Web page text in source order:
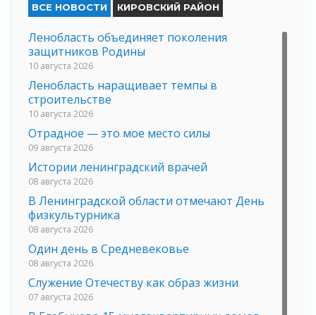
ВСЕ НОВОСТИ КИРОВСКИЙ РАЙОН
Ленобласть объединяет поколения
защитников Родины
10 августа 2026
Ленобласть наращивает темпы в
строительстве
10 августа 2026
Отрадное — это мое место силы
09 августа 2026
Истории ленинградский врачей
08 августа 2026
В Ленинградской области отмечают День
физкультурника
08 августа 2026
Один день в Средневековье
08 августа 2026
Служение Отечеству как образ жизни
07 августа 2026